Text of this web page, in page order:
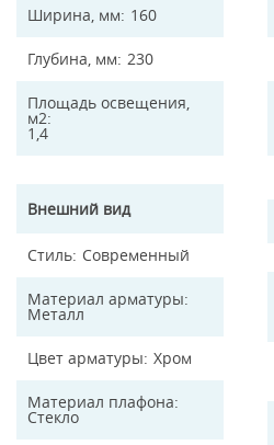
Ширина, мм 160
Глубина, мм 230
Площадь освещения,
м2
1,4
Внешний вид
Стиль Современный
Материал арматуры
Металл
Цвет арматуры Хром
Материал плафона
Стекло